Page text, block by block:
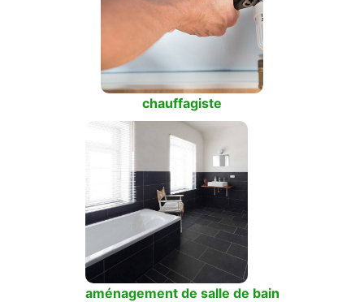
chauffagiste
aménagement de salle de bain